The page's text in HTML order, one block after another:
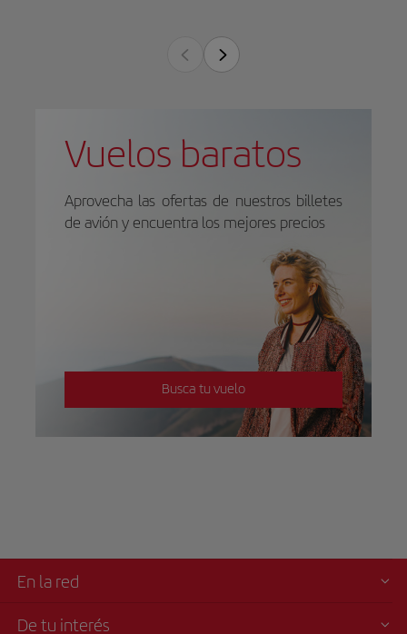
Vuelos baratos
Aprovecha las ofertas de nuestros billetes
de avión y encuentra los mejores precios
Busca tu vuelo
En la red
De tu interés